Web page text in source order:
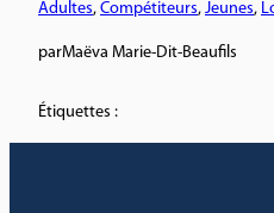
Adultes, Compétiteurs, Jeunes,
parMaëva Marie-Dit-Beaufils
Étiquettes :